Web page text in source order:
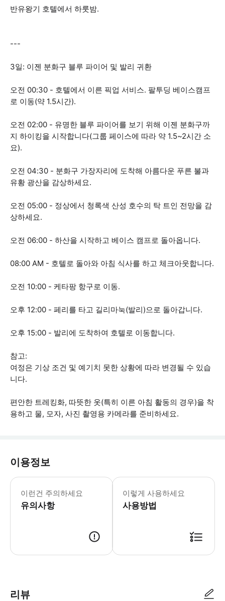
반유왕기 호텔에서 하룻밤.
---
3일: 이젠 분화구 블루 파이어 및 발리 귀환
오전 00:30 - 호텔에서 이른 픽업 서비스. 팔투딩 베이스캠프
로 이동(약 1.5시간).
오전 02:00 - 유명한 블루 파이어를 보기 위해 이젠 분화구까
지 하이킹을 시작합니다(그룹 페이스에 따라 약 1.5~2시간 소
요).
오전 04:30 - 분화구 가장자리에 도착해 아름다운 푸른 불과
유황 광산을 감상하세요.
오전 05:00 - 정상에서 청록색 산성 호수의 탁 트인 전망을 감
상하세요.
오전 06:00 - 하산을 시작하고 베이스 캠프로 돌아옵니다.
08:00 AM - 호텔로 돌아와 아침 식사를 하고 체크아웃합니다.
오전 10:00 - 케타팡 항구로 이동.
오후 12:00 - 페리를 타고 길리마눅(발리)으로 돌아갑니다.
오후 15:00 - 발리에 도착하여 호텔로 이동합니다.
참고:
여정은 기상 조건 및 예기치 못한 상황에 따라 변경될 수 있습
니다.
편안한 트레킹화, 따뜻한 옷(특히 이른 아침 활동의 경우)을 착
용하고 물, 모자, 사진 촬영용 카메라를 준비하세요.
이용정보
이런건 주의하세요
유의사항
-중식 및 석식은 포함되지 않습니다. -
이렇게 사용하세요
사용방법
리뷰